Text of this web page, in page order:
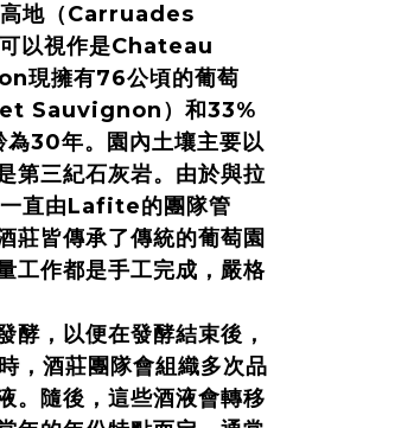
地（Carruades
以視作是Chateau
現擁有76公頃的葡萄
Sauvignon）和33%
30年。園內土壤主要以
第三紀石灰岩。由於與拉
直由Lafite的團隊管
莊皆傳承了傳統的葡萄園
工作都是手工完成，嚴格
酵，以便在發酵結束後，
，酒莊團隊會組織多次品
。隨後，這些酒液會轉移